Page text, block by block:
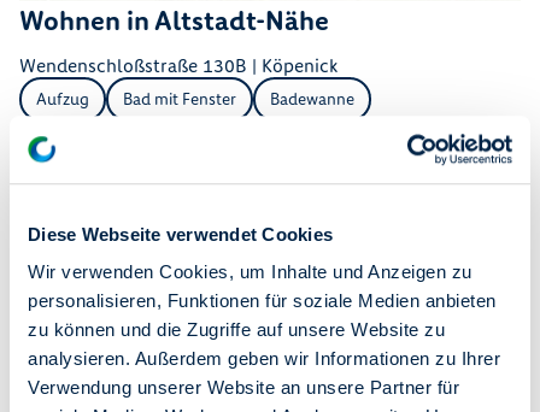
Diese Webseite verwendet Cookies
Wir verwenden Cookies, um Inhalte und Anzeigen zu
personalisieren, Funktionen für soziale Medien anbieten
zu können und die Zugriffe auf unsere Website zu
analysieren. Außerdem geben wir Informationen zu Ihrer
Verwendung unserer Website an unsere Partner für
Wohnen in Altstadt-Nähe
Wendenschloßstraße 130B | Köpenick
Aufzug Bad mit Fenster Badewanne
1.447,90 €
Warmmiete
sofort
frei ab